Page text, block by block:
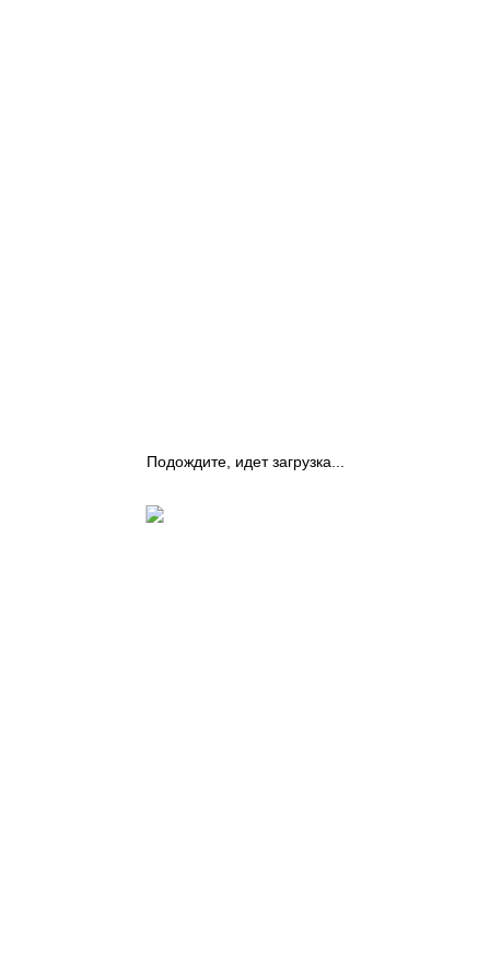
Подождите, идет загрузка...